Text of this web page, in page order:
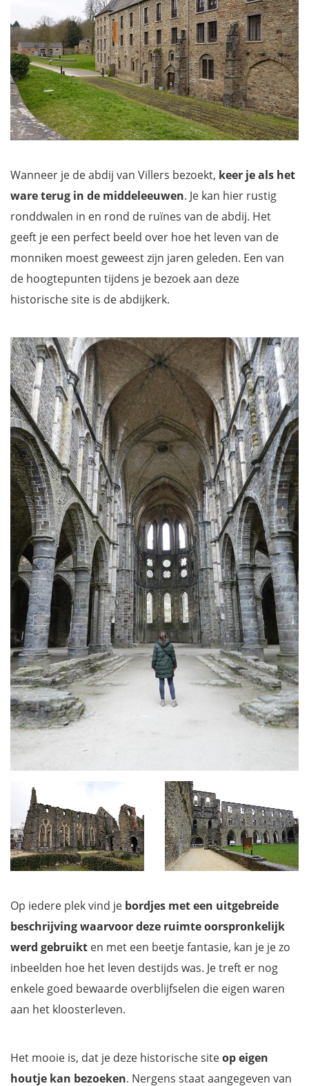
Wanneer je de abdij van Villers bezoekt, keer je als het
ware terug in de middeleeuwen. Je kan hier rustig
ronddwalen in en rond de ruïnes van de abdij. Het
geeft je een perfect beeld over hoe het leven van de
monniken moest geweest zijn jaren geleden. Een van
de hoogtepunten tijdens je bezoek aan deze
historische site is de abdijkerk.
Op iedere plek vind je bordjes met een uitgebreide
beschrijving waarvoor deze ruimte oorspronkelijk
werd gebruikt en met een beetje fantasie, kan je je zo
inbeelden hoe het leven destijds was. Je treft er nog
enkele goed bewaarde overblijfselen die eigen waren
aan het kloosterleven.
Het mooie is, dat je deze historische siteop eigen
houtje kan bezoeken. Nergens staat aangegeven van